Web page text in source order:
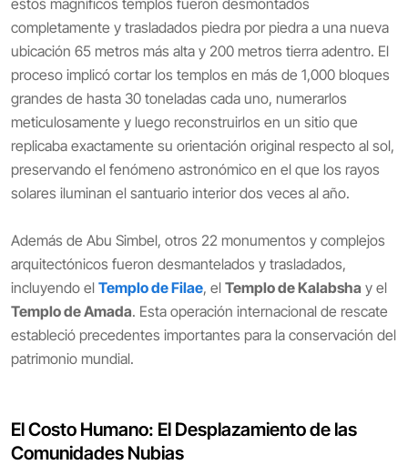
completamente y trasladados piedra por piedra a una nueva
ubicación 65 metros más alta y 200 metros tierra adentro. El
proceso implicó cortar los templos en más de 1,000 bloques
grandes de hasta 30 toneladas cada uno, numerarlos
meticulosamente y luego reconstruirlos en un sitio que
replicaba exactamente su orientación original respecto al sol,
preservando el fenómeno astronómico en el que los rayos
solares iluminan el santuario interior dos veces al año.
Además de Abu Simbel, otros 22 monumentos y complejos
arquitectónicos fueron desmantelados y trasladados,
incluyendo el Templo de Filae, el Templo de Kalabsha y el
Templo de Amada. Esta operación internacional de rescate
estableció precedentes importantes para la conservación del
patrimonio mundial.
El Costo Humano: El Desplazamiento de las
Comunidades Nubias